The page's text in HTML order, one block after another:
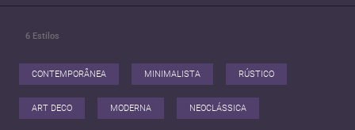
6 Estilos
CONTEMPORÂNEA MINIMALISTA RÚSTICO
ART DECO MODERNA NEOCLÁSSICA